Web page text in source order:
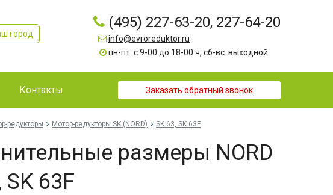
город
(495) 227-63-20, 227-64-20
info@evroreduktor.ru
пн-пт: с 9-00 до 18-00 ч, сб-вс: выходной
Контакты Заказать обратный звонок
редукторы Мотор-редукторы SK (NORD) SK 63, SK 63F
размеры NORD
63F